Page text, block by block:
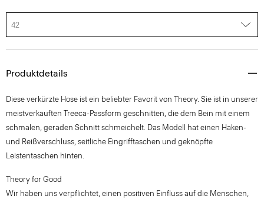
42
Produktdetails
Diese verkürzte Hose ist ein beliebter Favorit von Theory. Sie ist in unserer
meistverkauften Treeca-Passform geschnitten, die dem Bein mit einem
schmalen, geraden Schnitt schmeichelt. Das Modell hat einen Haken-
und Reißverschluss, seitliche Eingrifftaschen und geknöpfte
Leistentaschen hinten.
Theory for Good
Wir haben uns verpflichtet, einen positiven Einfluss auf die Menschen,